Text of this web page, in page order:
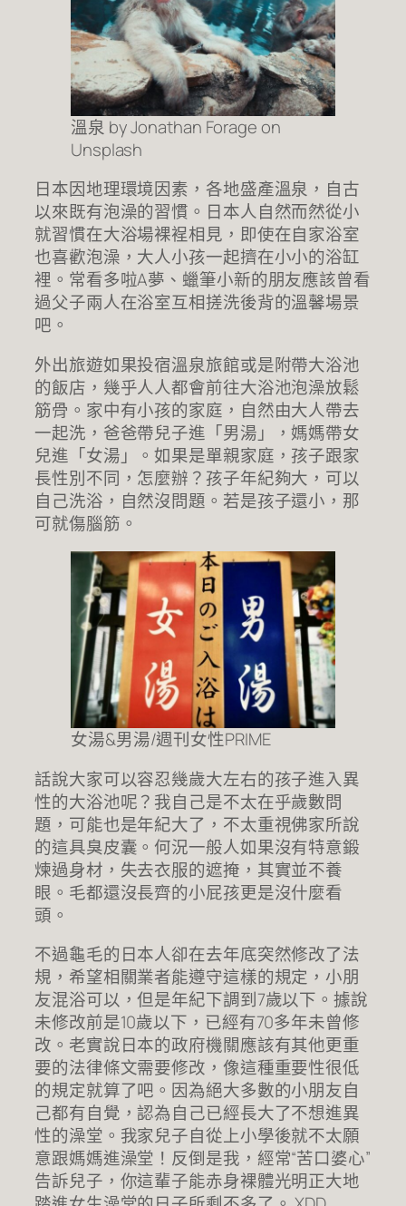
溫泉 by Jonathan Forage on
Unsplash
日本因地理環境因素，各地盛產溫泉，自古
以來既有泡澡的習慣。日本人自然而然從小
就習慣在大浴場裸裎相見，即使在自家浴室
也喜歡泡澡，大人小孩一起擠在小小的浴缸
裡。常看多啦A夢、蠟筆小新的朋友應該曾看
過父子兩人在浴室互相搓洗後背的溫馨場景
吧。
外出旅遊如果投宿溫泉旅館或是附帶大浴池
的飯店，幾乎人人都會前往大浴池泡澡放鬆
筋骨。家中有小孩的家庭，自然由大人帶去
一起洗，爸爸帶兒子進「男湯」，媽媽帶女
兒進「女湯」。如果是單親家庭，孩子跟家
長性別不同，怎麼辦？孩子年紀夠大，可以
自己洗浴，自然沒問題。若是孩子還小，那
可就傷腦筋。
女湯&男湯/週刊女性PRIME
話說大家可以容忍幾歲大左右的孩子進入異
性的大浴池呢？我自己是不太在乎歲數問
題，可能也是年紀大了，不太重視佛家所說
的這具臭皮囊。何況一般人如果沒有特意鍛
煉過身材，失去衣服的遮掩，其實並不養
眼。毛都還沒長齊的小屁孩更是沒什麼看
頭。
不過龜毛的日本人卻在去年底突然修改了法
規，希望相關業者能遵守這樣的規定，小朋
友混浴可以，但是年紀下調到7歲以下。據說
未修改前是10歲以下，已經有70多年未曾修
改。老實說日本的政府機關應該有其他更重
要的法律條文需要修改，像這種重要性很低
的規定就算了吧。因為絕大多數的小朋友自
己都有自覺，認為自己已經長大了不想進異
性的澡堂。我家兒子自從上小學後就不太願
意跟媽媽進澡堂！反倒是我，經常“苦口婆心”
告訴兒子，你這輩子能赤身裸體光明正大地